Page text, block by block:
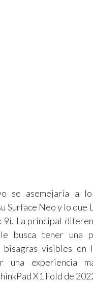
se asemejaría a
Surface Neo y lo que
9i. La principal
busca tener una
bisagras visibles en
una experiencia
X1 Fold de